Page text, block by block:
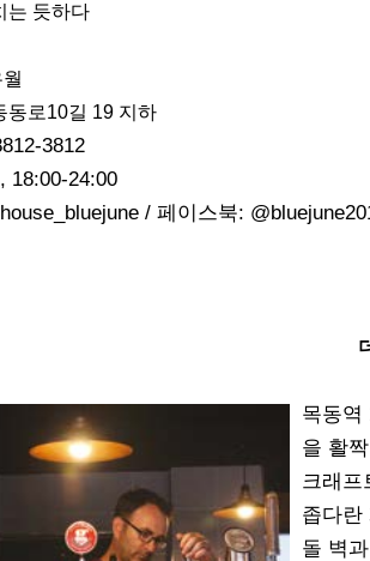
는 듯하다
동로10길 19 지하
3812
18:00-24:00
/ 페이스북:
목동역
을 활
크래프
좁다란
돌 벽